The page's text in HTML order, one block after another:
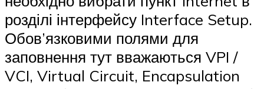
розділі інтерфейсу Interface Setup.
Обов’язковими полями для
заповнення тут вважаються VPI /
VCI, Virtual Circuit, Encapsulation